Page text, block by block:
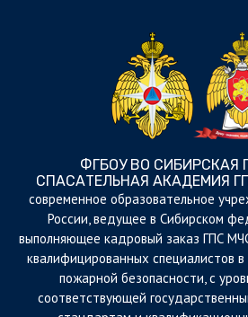
ФГБОУ ВО
СПАСАТЕЛЬНАЯ АКАДЕМИЯ
cовременное образовательное
России, ведущее в Сибирском
выполняющее кадровый заказ ГПС
квалифицированных специалистов
пожарной безопасности, с
соответствующей